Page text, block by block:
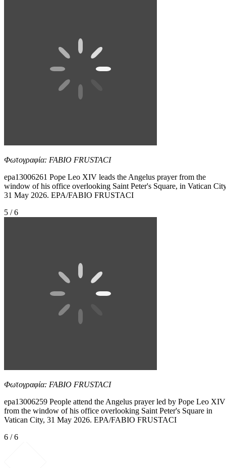
Φωτογραφία: FABIO FRUSTACI
epa13006261 Pope Leo XIV leads the Angelus prayer from the
window of his office overlooking Saint Peter's Square, in Vatican
31 May 2026. EPA/FABIO FRUSTACI
5 / 6
Φωτογραφία: FABIO FRUSTACI
epa13006259 People attend the Angelus prayer led by Pope Leo XIV
from the window of his office overlooking Saint Peter's Square in
Vatican City, 31 May 2026. EPA/FABIO FRUSTACI
6 / 6